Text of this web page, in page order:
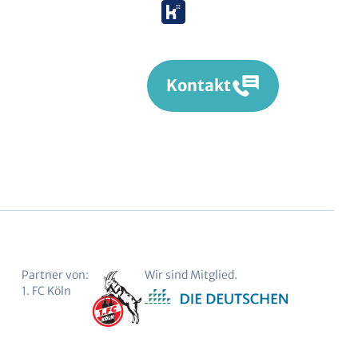
Kontakt
Partner von:
1. FC Köln
Wir sind Mitglied.